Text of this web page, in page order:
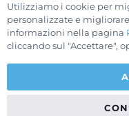
Utilizziamo i cookie per
personalizzate e
informazioni nella pagina
cliccando sul "Accettare",